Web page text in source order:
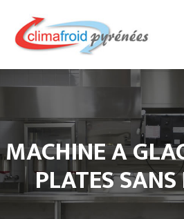
MACHINE A
PLATES SANS